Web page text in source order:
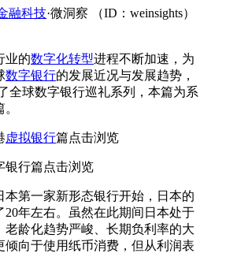
融科技·微洞察 （ID：weinsights）
业的数字化转型进程不断加速，为
数字银行的发展近况与发展趋势，
全球数字银行巡礼系列，本篇为系
虚拟银行篇点击浏览
银行篇点击浏览
本第一家新形态银行开始，日本的
20年左右。虽然在此期间日本处于
老龄化趋势严峻、长期负利率的大
倾向于使用纸币消费，但从利润表